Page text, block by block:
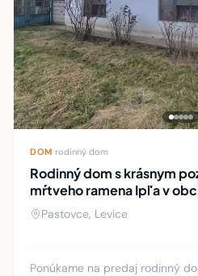
DOM rodinný dom
Rodinný dom s krásnym
mŕtveho ramena Ipľa v
Pastovce, Levice
Ponúkame na predaj rodinný